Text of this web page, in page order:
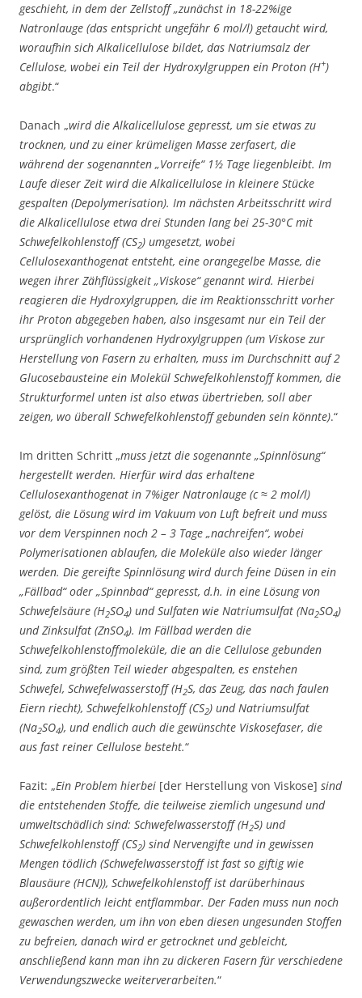
geschieht, in dem der Zellstoff „zunächst in 18-22%ige
Natronlauge (das entspricht ungefähr 6 mol/l) getaucht wird,
woraufhin sich Alkalicellulose bildet, das Natriumsalz der
Cellulose, wobei ein Teil der Hydroxylgruppen ein Proton (H+)
abgibt.“
Danach „wird die Alkalicellulose gepresst, um sie etwas zu
trocknen, und zu einer krümeligen Masse zerfasert, die
während der sogenannten „Vorreife“ 1½ Tage liegenbleibt. Im
Laufe dieser Zeit wird die Alkalicellulose in kleinere Stücke
gespalten (Depolymerisation). Im nächsten Arbeitsschritt wird
die Alkalicellulose etwa drei Stunden lang bei 25-30°C mit
Schwefelkohlenstoff (CS2) umgesetzt, wobei
Cellulosexanthogenat entsteht, eine orangegelbe Masse, die
wegen ihrer Zähflüssigkeit „Viskose“ genannt wird. Hierbei
reagieren die Hydroxylgruppen, die im Reaktionsschritt vorher
ihr Proton abgegeben haben, also insgesamt nur ein Teil der
ursprünglich vorhandenen Hydroxylgruppen (um Viskose zur
Herstellung von Fasern zu erhalten, muss im Durchschnitt auf 2
Glucosebausteine ein Molekül Schwefelkohlenstoff kommen, die
Strukturformel unten ist also etwas übertrieben, soll aber
zeigen, wo überall Schwefelkohlenstoff gebunden sein könnte).“
Im dritten Schritt „muss jetzt die sogenannte „Spinnlösung“
hergestellt werden. Hierfür wird das erhaltene
Cellulosexanthogenat in 7%iger Natronlauge (c ≈ 2 mol/l)
gelöst, die Lösung wird im Vakuum von Luft befreit und muss
vor dem Verspinnen noch 2 – 3 Tage „nachreifen“, wobei
Polymerisationen ablaufen, die Moleküle also wieder länger
werden. Die gereifte Spinnlösung wird durch feine Düsen in ein
„Fällbad“ oder „Spinnbad“ gepresst, d.h. in eine Lösung von
Schwefelsäure (H2SO4) und Sulfaten wie Natriumsulfat (Na2SO4)
und Zinksulfat (ZnSO4). Im Fällbad werden die
Schwefelkohlenstoffmoleküle, die an die Cellulose gebunden
sind, zum größten Teil wieder abgespalten, es enstehen
Schwefel, Schwefelwasserstoff (H2S, das Zeug, das nach faulen
Eiern riecht), Schwefelkohlenstoff (CS2) und Natriumsulfat
(Na2SO4), und endlich auch die gewünschte Viskosefaser, die
aus fast reiner Cellulose besteht.“
Fazit: „Ein Problem hierbei [der Herstellung von Viskose] sind
die entstehenden Stoffe, die teilweise ziemlich ungesund und
umweltschädlich sind: Schwefelwasserstoff (H2S) und
Schwefelkohlenstoff (CS2) sind Nervengifte und in gewissen
Mengen tödlich (Schwefelwasserstoff ist fast so giftig wie
Blausäure (HCN)), Schwefelkohlenstoff ist darüberhinaus
außerordentlich leicht entflammbar. Der Faden muss nun noch
gewaschen werden, um ihn von eben diesen ungesunden Stoffen
zu befreien, danach wird er getrocknet und gebleicht,
anschließend kann man ihn zu dickeren Fasern für verschiedene
Verwendungszwecke weiterverarbeiten.“